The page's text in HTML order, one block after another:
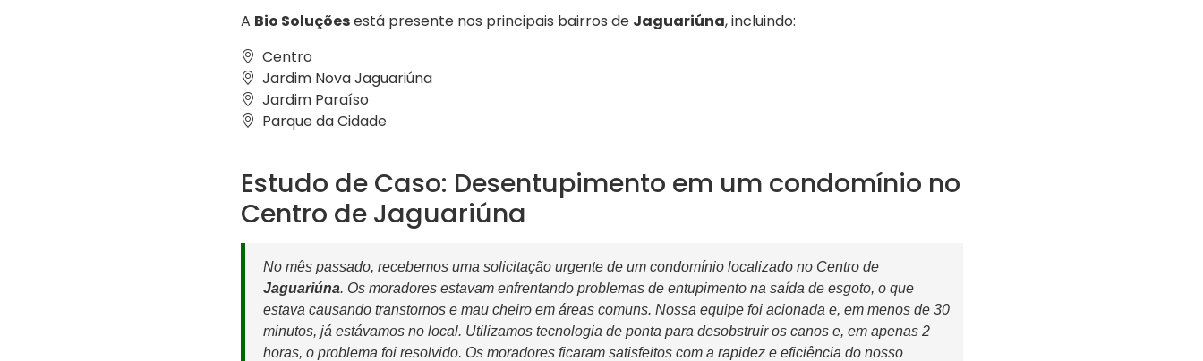
A Bio Soluçõesestá presente nos principais bairros de Jaguariúna, incluindo:
Centro
Jardim Nova Jaguariúna
Jardim Paraíso
Parque da Cidade
Estudo de Caso: Desentupimento em um condomínio no
Centro de Jaguariúna
No mês passado, recebemos uma solicitação urgente de um condomínio localizado no Centro de
Jaguariúna. Os moradores estavam enfrentando problemas de entupimento na saída de esgoto, o que
estava causando transtornos e mau cheiro em áreas comuns. Nossa equipe foi acionada e, em menos de 30
minutos, já estávamos no local. Utilizamos tecnologia de ponta para desobstruir os canos e, em apenas 2
horas, o problema foi resolvido. Os moradores ficaram satisfeitos com a rapidez e eficiência do nosso